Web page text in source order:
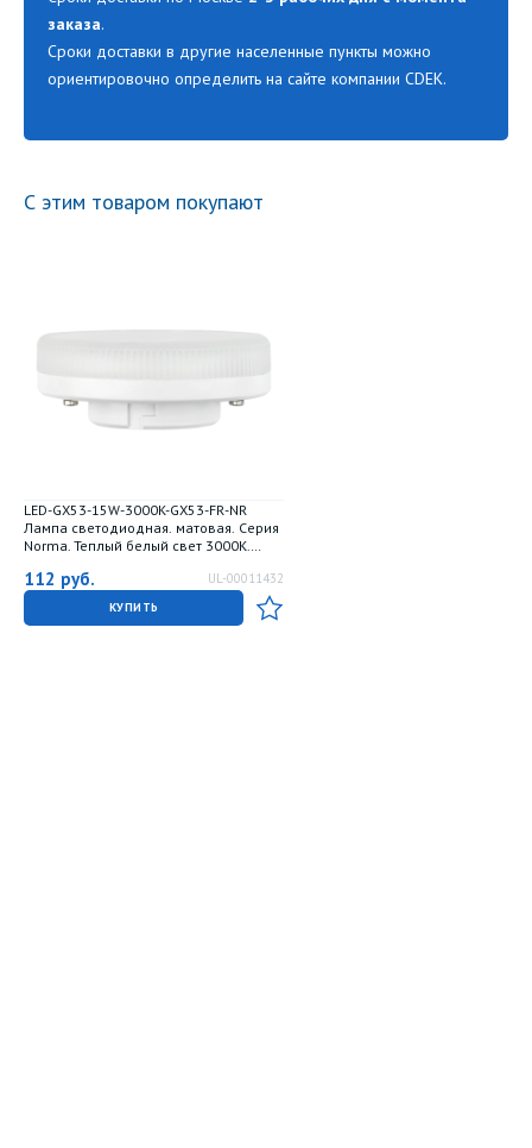
заказа.
Сроки доставки в другие населенные пункты можно
ориентировочно определить на сайте компании CDEK.
С этим товаром покупают
LED-GX53-15W-3000K-GX53-FR-NR
Лампа светодиодная. матовая. Серия
Norma. Теплый белый свет 3000K.
112 руб. UL-00011432
КУПИТЬ